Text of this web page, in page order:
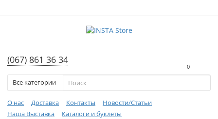
(067) 861 36 34
0
Все категории
О нас Доставка Контакты
Новости/Статьи
Наша Выставка
Каталоги и буклеты